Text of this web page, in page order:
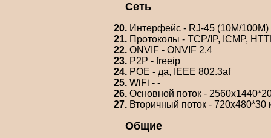
Сеть
20. Интерфейс - RJ-45 (10M/100M)
21. Протоколы - TCP/IP, ICMP,
22. ONVIF - ONVIF 2.4
23. P2P - freeip
24. POE - да, IEEE 802.3af
25. WiFi - -
26. Основной поток -
27. Вторичный поток - 720x480*30
Общие